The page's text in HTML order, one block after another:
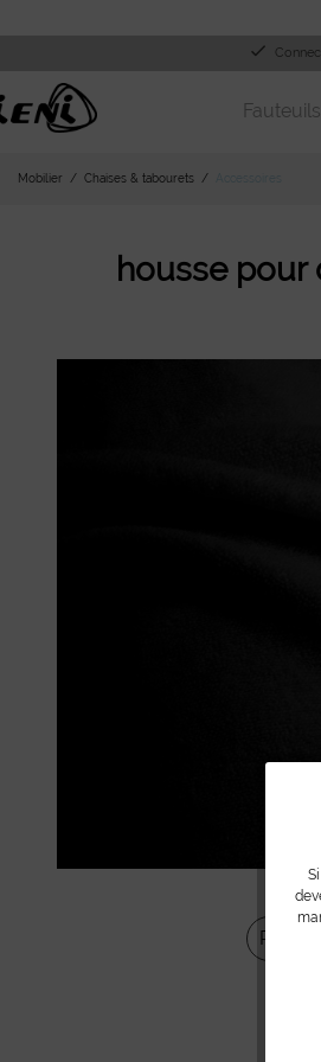
Mobilier Chaises & tabourets
housse pour